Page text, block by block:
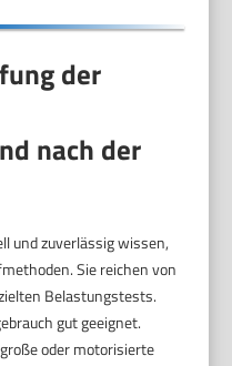
der
nach der
und zuverlässig wissen,
Sie reichen von
Belastungstests.
gut geeignet.
oder motorisierte